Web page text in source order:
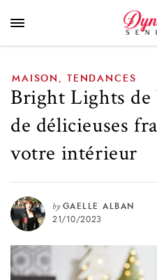
fragrances
MAISON TENDANCES
Bright Lights de
de délicieuses
votre intérieur
by GAELLE ALBAN
21/10/2023